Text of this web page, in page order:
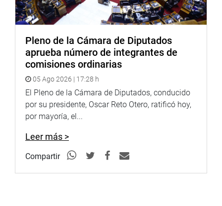
Pleno de la Cámara de Diputados
aprueba número de integrantes de
comisiones ordinarias
05 Ago 2026 | 17:28 h
El Pleno de la Cámara de Diputados, conducido
por su presidente, Oscar Reto Otero, ratificó hoy,
por mayoría, el...
Leer más >
Compartir